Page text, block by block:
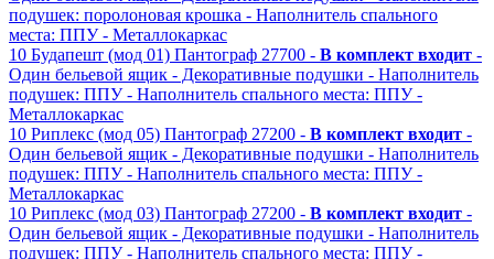
подушек: поролоновая крошка - Наполнитель спального
места: ППУ - Металлокаркас
10 Будапешт (мод 01) Пантограф 27700 - В комплект входит -
Один бельевой ящик - Декоративные подушки - Наполнитель
подушек: ППУ - Наполнитель спального места: ППУ -
Металлокаркас
10 Риплекс (мод 05) Пантограф 27200 - В комплект входит -
Один бельевой ящик - Декоративные подушки - Наполнитель
подушек: ППУ - Наполнитель спального места: ППУ -
Металлокаркас
10 Риплекс (мод 03) Пантограф 27200 - В комплект входит -
Один бельевой ящик - Декоративные подушки - Наполнитель
подушек: ППУ - Наполнитель спального места: ППУ -